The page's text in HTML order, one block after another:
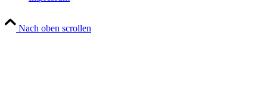
Nach oben scrollen